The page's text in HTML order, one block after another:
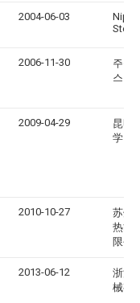
2004-06-03
Steel
2006-11-30
주식
스코
2009-04-29
昆明
学
2010-10-27
苏州
热能
限公
2013-06-12
浙江
械有